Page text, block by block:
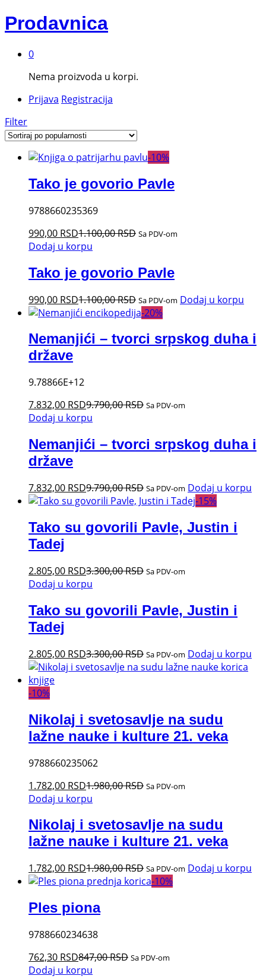
Prodavnica
0
Nema proizvoda u korpi.
Prijava Registracija
Filter
-10%
Tako je govorio Pavle
9788660235369
990,00 RSD1.100,00RSD Sa PDV-om
Dodaj u korpu
Tako je govorio Pavle
990,00 RSD1.100,00RSD Sa PDV-om Dodaj u korpu
-20%
Nemanjići – tvorci srpskog duha i
države
9.78866E+12
7.832,00 RSD9.790,00RSD Sa PDV-om
Dodaj u korpu
Nemanjići – tvorci srpskog duha i
države
7.832,00 RSD9.790,00RSD Sa PDV-om Dodaj u korpu
-15%
Tako su govorili Pavle, Justin i
Tadej
2.805,00 RSD3.300,00RSD Sa PDV-om
Dodaj u korpu
Tako su govorili Pavle, Justin i
Tadej
2.805,00 RSD3.300,00RSD Sa PDV-om Dodaj u korpu
-10%
Nikolaj i svetosavlje na sudu
lažne nauke i kulture 21. veka
9788660235062
1.782,00 RSD1.980,00RSD Sa PDV-om
Dodaj u korpu
Nikolaj i svetosavlje na sudu
lažne nauke i kulture 21. veka
1.782,00 RSD1.980,00RSD Sa PDV-om Dodaj u korpu
-10%
Ples piona
9788660234638
762,30 RSD847,00RSD Sa PDV-om
Dodaj u korpu